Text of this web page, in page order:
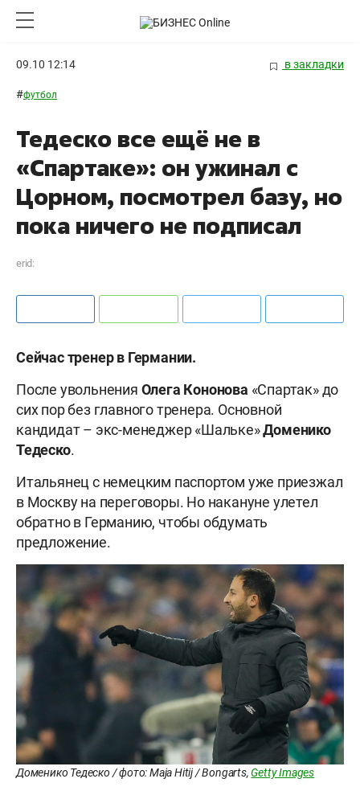
09.10 12:14 в закладки
#футбол
Тедеско все ещё не в
«Спартаке»: он ужинал с
Цорном, посмотрел базу, но
пока ничего не подписал
erid:
Сейчас тренер в Германии.
После увольнения Олега Кононова «Спартак» до
сих пор без главного тренера. Основной
кандидат – экс-менеджер «Шальке»Доменико
Тедеско.
Итальянец с немецким паспортом уже приезжал
в Москву на переговоры. Но накануне улетел
обратно в Германию, чтобы обдумать
предложение.
Доменико Тедеско / фото: Maja Hitij / Bongarts,Getty Images